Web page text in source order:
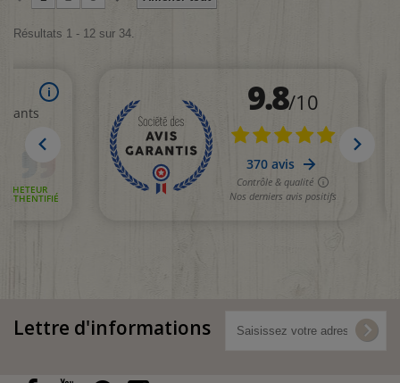
Résultats 1 - 12 sur 34.
Lettre d'informations